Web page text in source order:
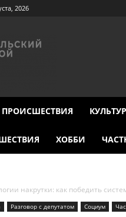
2026
ПРОИСШЕСТВИЯ
ХОББИ
накрутки: как победить
Разговор с депутатом Социум